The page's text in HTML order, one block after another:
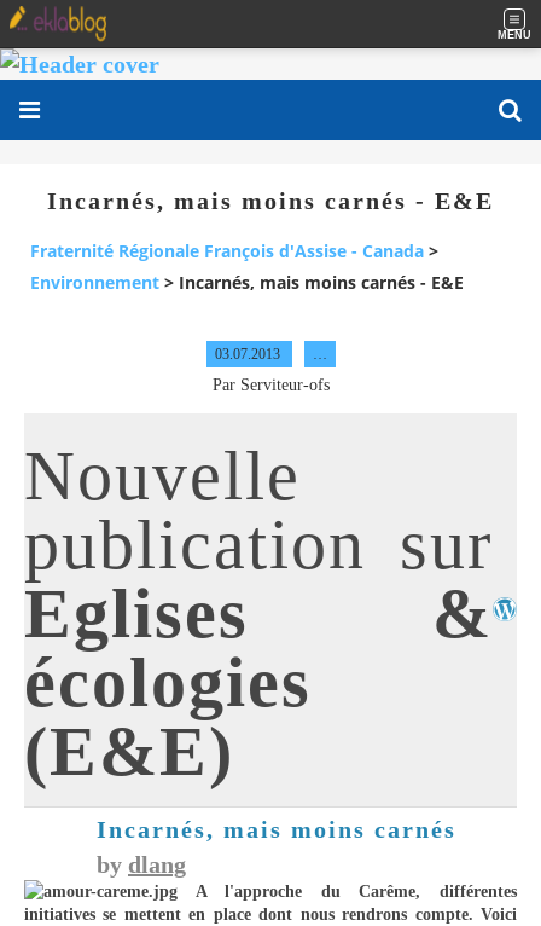
MENU
Incarnés, mais moins carnés - E&E
Fraternité Régionale François d'Assise - Canada >
Environnement > Incarnés, mais moins carnés - E&E
03.07.2013
Par Serviteur-ofs
Nouvelle
publication sur
Eglises &
écologies
(E&E)
Incarnés, mais moins carnés
by dlang
A l'approche du Carême, différentes
initiatives se mettent en place dont nous rendrons compte. Voici